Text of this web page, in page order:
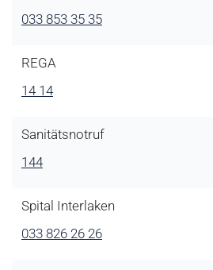
033 853 35 35
REGA
14 14
Sanitätsnotruf
144
Spital Interlaken
033 826 26 26